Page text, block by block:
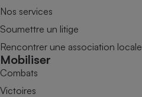
Nos services
Soumettre un litige
Rencontrer une association locale
Mobiliser
Combats
Victoires